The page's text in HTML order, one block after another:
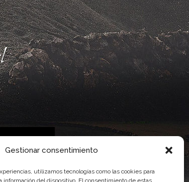
Gestionar consentimiento
utilizamos tecnologías como las cookies para
información del dispositivo. El consentimiento de estas